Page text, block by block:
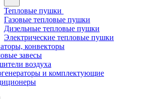
Тепловые пушки
Газовые тепловые пушки
Дизельные тепловые пушки
Электрические тепловые пушки
конвекторы
завесы
воздуха
и комплектующие